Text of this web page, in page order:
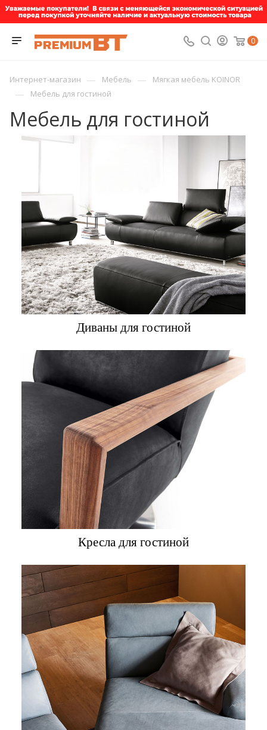
0
Интернет-магазин — Мебель — Мягкая мебель KOINOR
— Мебель для гостиной
Мебель для гостиной
Диваны для гостиной
Кресла для гостиной